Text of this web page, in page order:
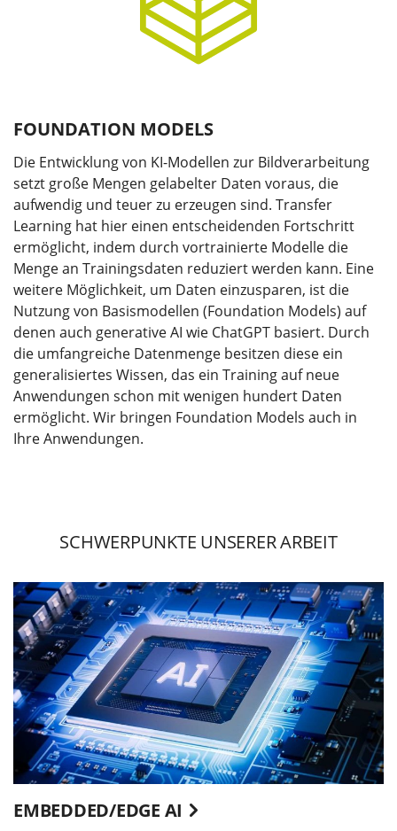
FOUNDATION MODELS
Die Entwicklung von KI-Modellen zur Bildverarbeitung
setzt große Mengen gelabelter Daten voraus, die
aufwendig und teuer zu erzeugen sind. Transfer
Learning hat hier einen entscheidenden Fortschritt
ermöglicht, indem durch vortrainierte Modelle die
Menge an Trainingsdaten reduziert werden kann. Eine
weitere Möglichkeit, um Daten einzusparen, ist die
Nutzung von Basismodellen (Foundation Models) auf
denen auch generative AI wie ChatGPT basiert. Durch
die umfangreiche Datenmenge besitzen diese ein
generalisiertes Wissen, das ein Training auf neue
Anwendungen schon mit wenigen hundert Daten
ermöglicht. Wir bringen Foundation Models auch in
Ihre Anwendungen.
SCHWERPUNKTE UNSERER ARBEIT
EMBEDDED/EDGE AI